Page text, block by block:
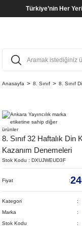
Türkiye’nin Her
Anasayfa 8. Sınıf 8. Sınıf
8. Sınıf 32 Haftalık
Kazanım Denemeleri
Stok Kodu DXUJWEUD3F
Fiyat
Kategori
Marka
Stok Kodu